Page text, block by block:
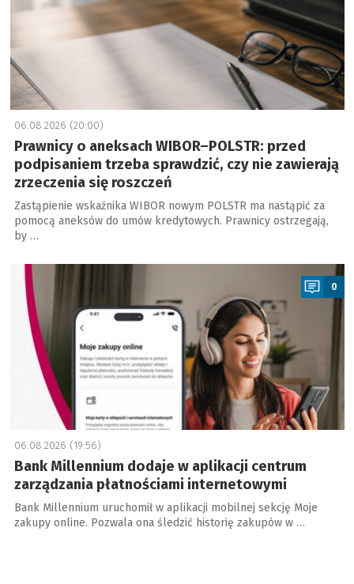
06.08.2026 (20:00)
Prawnicy o aneksach WIBOR–POLSTR: przed
podpisaniem trzeba sprawdzić, czy nie zawierają
zrzeczenia się roszczeń
Zastąpienie wskaźnika WIBOR nowym POLSTR ma nastąpić za
pomocą aneksów do umów kredytowych. Prawnicy ostrzegają,
by …
0
06.08.2026 (19:56)
Bank Millennium dodaje w aplikacji centrum
zarządzania płatnościami internetowymi
Bank Millennium uruchomił w aplikacji mobilnej sekcję Moje
zakupy online. Pozwala ona śledzić historię zakupów w …